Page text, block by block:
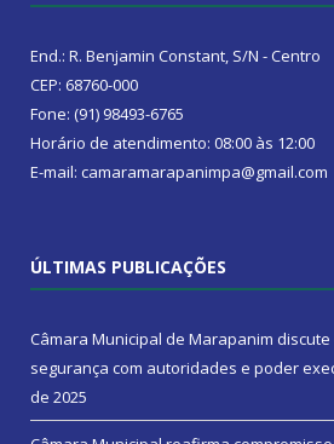
End.: R. Benjamin Constant, S/N - Centro
CEP: 68760-000
Fone: (91) 98493-6765
Horário de atendimento: 08:00 às 12:00
E-mail: camaramarapanimpa@gmail.com
ÚLTIMAS PUBLICAÇÕES
Câmara Municipal de Marapanim
segurança com autoridades e poder
de 2025